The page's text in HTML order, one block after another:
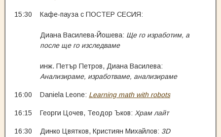
15:30 Кафе-пауза с ПОСТЕР СЕСИЯ:
Диана Василева-Йошева: Ще го изработим, а
после ще го изследваме
инж. Петър Петров, Диана Василева:
Анализираме, изработваме, анализираме
16:00 Daniela Leone: Learning math with robots
16:15 Георги Цочев, Теодор Ъков: Храм лайт
16:30 Динко Цвятков, Кристиян Михайлов: 3D